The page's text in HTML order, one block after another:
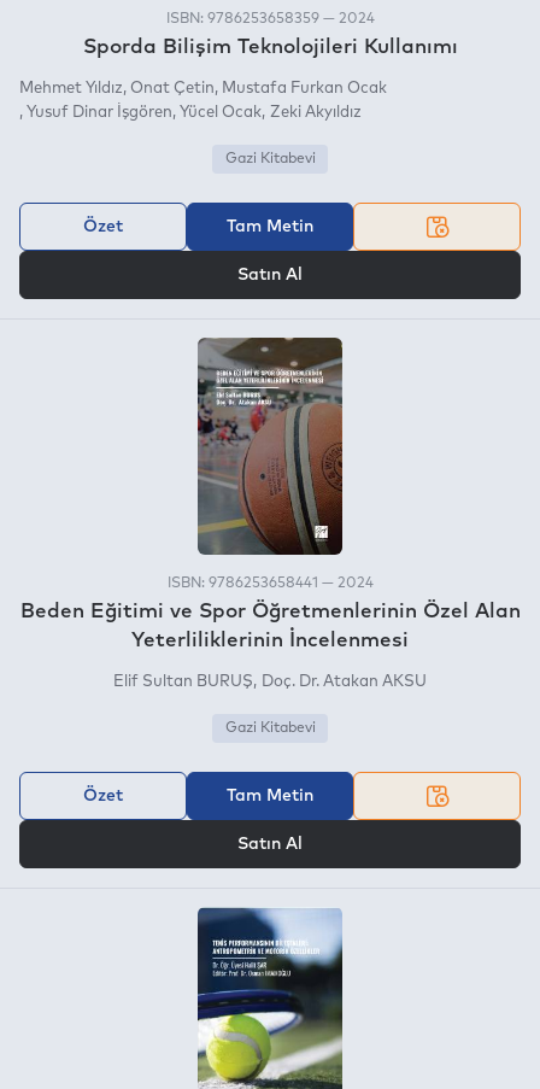
ISBN: 9786253658359 — 2024
Sporda Bilişim Teknolojileri Kullanımı
Mehmet Yıldız Onat Çetin
Mustafa Furkan Ocak
Yusuf Dinar İşgören
Yücel Ocak Zeki Akyıldız
Gazi Kitabevi
Özet Tam Metin
Satın Al
ISBN: 9786253658441 — 2024
Beden Eğitimi ve Spor Öğretmenlerinin Özel Alan
Yeterliliklerinin İncelenmesi
Elif Sultan BURUŞ Doç. Dr. Atakan AKSU
Gazi Kitabevi
Özet Tam Metin
Satın Al